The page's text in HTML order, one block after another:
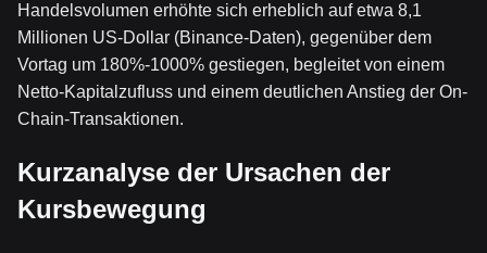
Handelsvolumen erhöhte sich erheblich auf etwa 8,1
Millionen US-Dollar (Binance-Daten), gegenüber dem
Vortag um 180%-1000% gestiegen, begleitet von einem
Netto-Kapitalzufluss und einem deutlichen Anstieg der On-
Chain-Transaktionen.
Kurzanalyse der Ursachen der
Kursbewegung